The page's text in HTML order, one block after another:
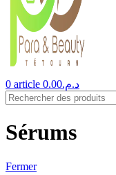
0 article د.م.0.00
Sérums
Fermer